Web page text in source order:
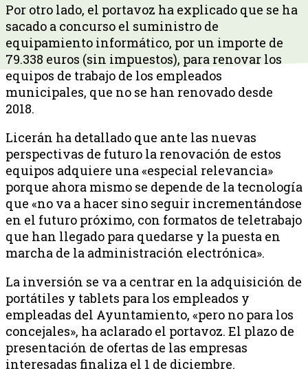
Por otro lado, el portavoz ha explicado que se ha
sacado a concurso el suministro de
equipamiento informático, por un importe de
79.338 euros (sin impuestos), para renovar los
equipos de trabajo de los empleados
municipales, que no se han renovado desde
2018.
Licerán ha detallado que ante las nuevas
perspectivas de futuro la renovación de estos
equipos adquiere una «especial relevancia»
porque ahora mismo se depende de la tecnología
que «no va a hacer sino seguir incrementándose
en el futuro próximo, con formatos de teletrabajo
que han llegado para quedarse y la puesta en
marcha de la administración electrónica».
La inversión se va a centrar en la adquisición de
portátiles y tablets para los empleados y
empleadas del Ayuntamiento, «pero no para los
concejales», ha aclarado el portavoz. El plazo de
presentación de ofertas de las empresas
interesadas finaliza el 1 de diciembre.